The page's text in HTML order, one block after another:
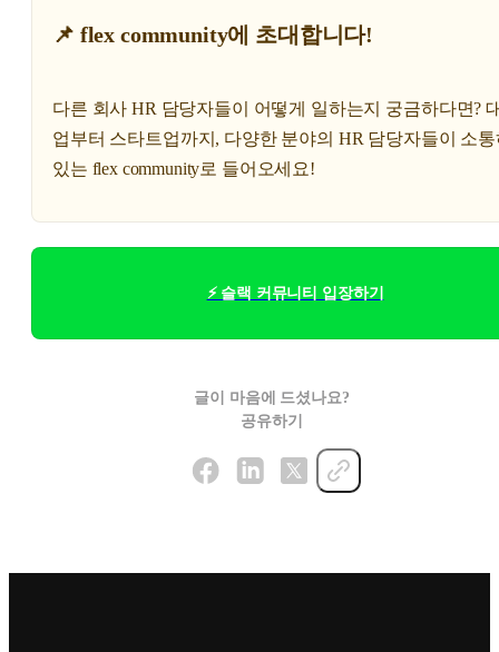
📌 flex community에 초대합니다!
다른 회사 HR 담당자들이 어떻게 일하는지 궁금하다면?
업부터 스타트업까지, 다양한 분야의 HR 담당자들이 소
있는 flex community로 들어오세요!
⚡ 슬랙 커뮤니티 입장하기
글이 마음에 드셨나요?
공유하기